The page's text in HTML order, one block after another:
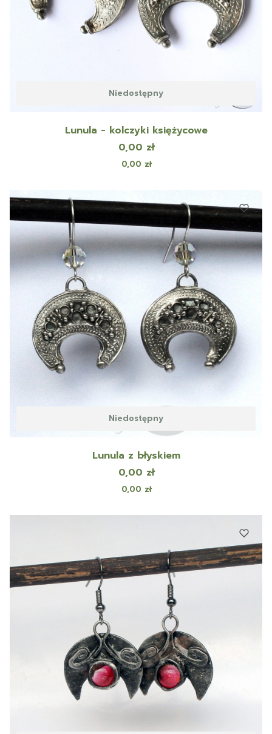
Niedostępny
Lunula - kolczyki księżycowe
Cena
0,00 zł
Cena
0,00 zł
Niedostępny
Lunula z błyskiem
Cena
0,00 zł
Cena
0,00 zł